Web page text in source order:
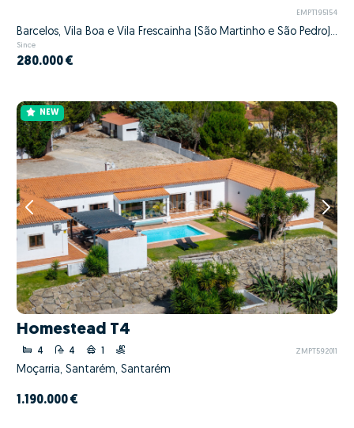
EMPT195154
Barcelos, Vila Boa e Vila Frescainha (São Martinho e São Pedro), Barcelos, Braga
Since
280.000 €
NEW
Homestead T4
4 4 1 ZMPT592011
Moçarria, Santarém, Santarém
1.190.000 €